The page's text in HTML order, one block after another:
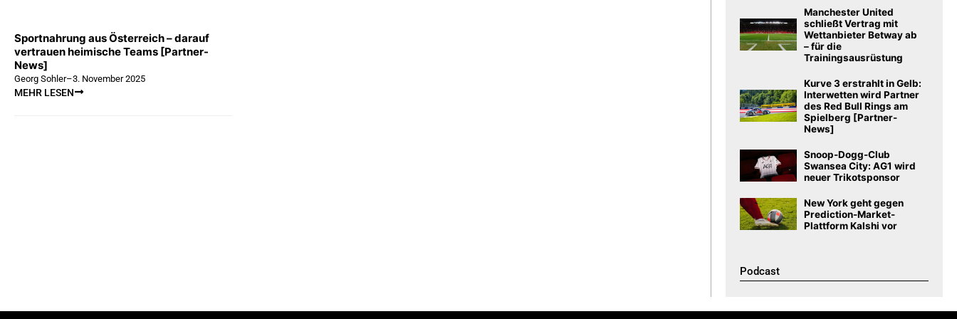
Sportnahrung aus Österreich – darauf
vertrauen heimische Teams [Partner-
News]
Georg Sohler–3. November 2025
MEHR LESEN
Manchester United
schließt Vertrag mit
Wettanbieter Betway ab
– für die
Trainingsausrüstung
Kurve 3 erstrahlt in Gelb:
Interwetten wird Partner
des Red Bull Rings am
Spielberg [Partner-
News]
Snoop-Dogg-Club
Swansea City: AG1 wird
neuer Trikotsponsor
New York geht gegen
Prediction-Market-
Plattform Kalshi vor
Podcast​